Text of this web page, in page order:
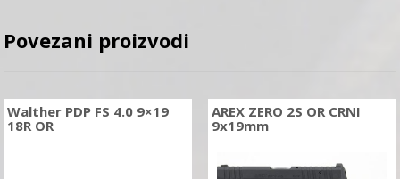
Povezani proizvodi
Walther PDP FS 4.0 9×19
18R OR
AREX ZERO 2S OR CRNI
9x19mm